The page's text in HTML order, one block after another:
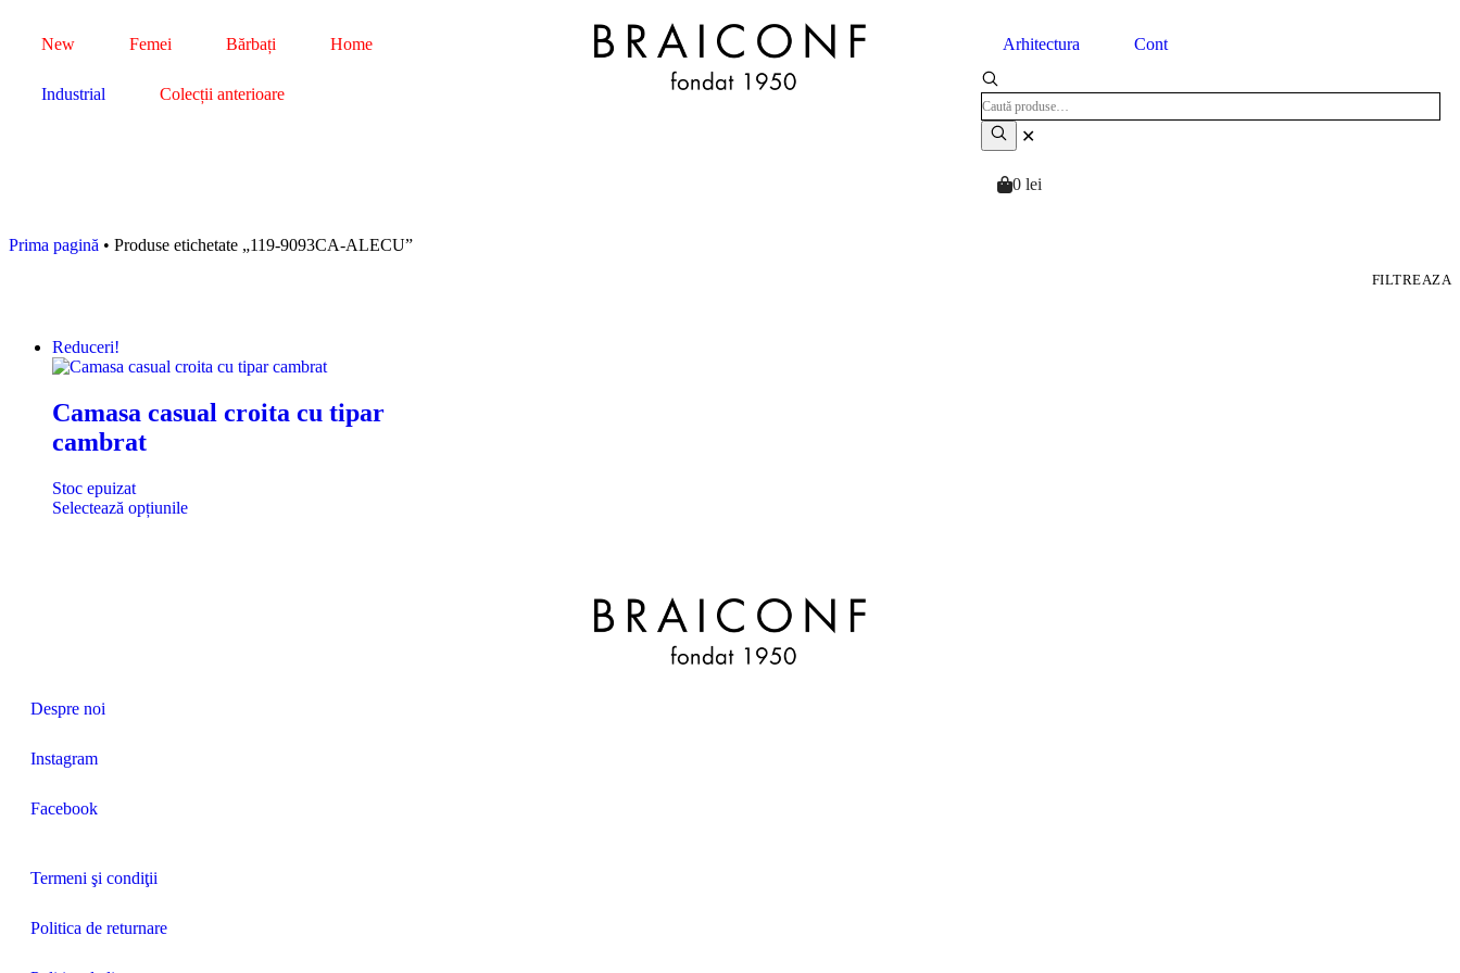
New Femei Bărbați Home
Industrial Colecții anterioare
Arhitectura Cont
✕
0lei
Prima pagină • Produse etichetate „119-9093CA-ALECU”
FILTREAZA
Reduceri!
Camasa casual croita cu tipar
cambrat
Stoc epuizat
Selectează opțiunile
Despre noi
Instagram
Facebook
Termeni şi condiţii
Politica de returnare